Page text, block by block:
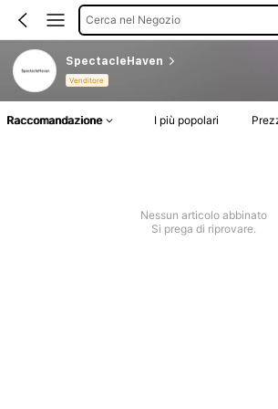
Cerca nel Negozio
SpectacleHaven
Venditore
Raccomandazione I più popolari
Nessun articolo abbinato
Si prega di riprovare.